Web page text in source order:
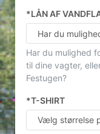
*LÅN AF
Har du mulighed
til dine vagter,
Festugen?
*T-SHIRT